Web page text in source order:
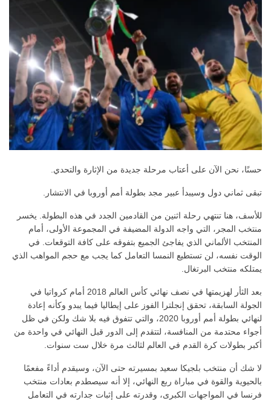
حسنًا، نحن الآن على أعتاب مرحلة جديدة من الإثارة والتحدي.
تبقى ثماني دول وسيبدأ عبير مجد بطولة أمم أوروبا في الانتشار.
للأسف، هنا تنتهي رحلة اثنين من القادمين الجدد في هذه البطولة. يخسر
منتخب المجر، التي واجه الدولة المضيفة في المجموعة الأولى، أمام
المنتخب الألماني الذي يفاجئ الجميع بتفوقه على كافة التوقعات. في
الوقت نفسه، لن تستطيع النمسا التعامل كما يجب مع حجم المواهب الذي
يمتلكه منتخب البرتغال.
بعد الثأر لهزيمتها في نصف نهائي كأس العالم 2018 أمام كرواتيا في
الجولة السابقة، تحقق إنجلترا الفوز على إيطاليا فيما يبدو وكأنه إعادة
لنهائي بطولة أمم أوروبا 2020، والتي تتفوق فيه بلا شك ولكن في ظل
أجواء محتدمة من المنافسة، لتتقدم إلى الدور قبل النهائي في واحدة من
أكبر بطولات كرة القدم في العالم لثالث مرة خلال ست سنوات.
لا شك أن منتخب بلجيكا سعيد بمسيرته حتى الآن، وسيقدم أداءً مفعمًا
بالحيوية والقوة في مباراة ربع النهائي، إلا أنه سيصطدم بعادات منتخب
فرنسا في المواجهات الكبرى، وقدرته على إثبات جدارته في التعامل